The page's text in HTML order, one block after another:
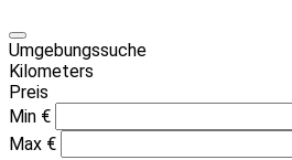
Umgebungssuche
Kilometers
Preis
Min €
Max €